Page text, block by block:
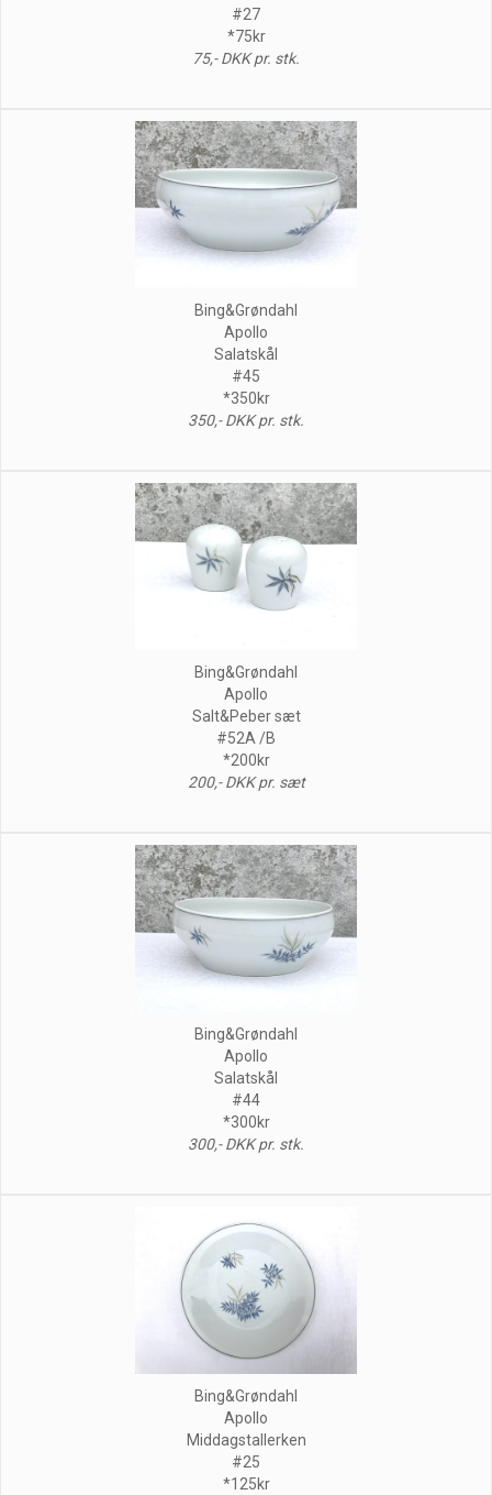
#27
*75kr
75,- DKK pr. stk.
Bing&Grøndahl
Apollo
Salatskål
#45
*350kr
350,- DKK pr. stk.
Bing&Grøndahl
Apollo
Salt&Peber sæt
#52A /B
*200kr
200,- DKK pr. sæt
Bing&Grøndahl
Apollo
Salatskål
#44
*300kr
300,- DKK pr. stk.
Bing&Grøndahl
Apollo
Middagstallerken
#25
*125kr